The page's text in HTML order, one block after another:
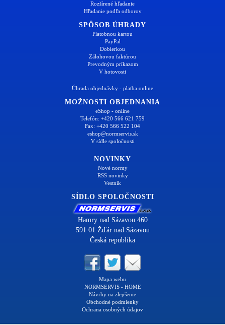
Rozšírené hľadanie
Hľadanie podľa odborov
SPÔSOB ÚHRADY
Platobnou kartou
PayPal
Dobierkou
Zálohovou faktúrou
Prevodným príkazom
V hotovosti
Úhrada objednávky - platba online
MOŽNOSTI OBJEDNANIA
eShop - online
Telefón: +420 566 621 759
Fax: +420 566 522 104
eshop@normservis.sk
V sídle spoločnosti
NOVINKY
Nové normy
RSS novinky
Vestník
SÍDLO SPOLOČNOSTI
Hamry nad Sázavou 460
591 01 Žďár nad Sázavou
Česká republika
Mapa webu
NORMSERVIS - HOME
Návrhy na zlepšenie
Obchodné podmienky
Ochrana osobných údajov